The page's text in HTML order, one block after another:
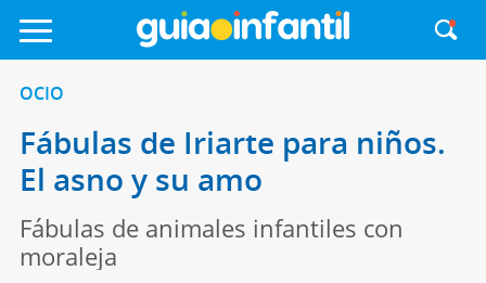
OCIO
Fábulas de Iriarte para niños.
El asno y su amo
Fábulas de animales infantiles con
moraleja